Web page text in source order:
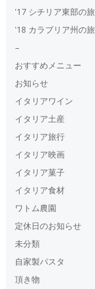
'17 シチリア東部の旅
'18 カラブリア州の旅
–
おすすめメニュー
お知らせ
イタリアワイン
イタリア土産
イタリア旅行
イタリア映画
イタリア菓子
イタリア食材
ワトム農園
定休日のお知らせ
未分類
自家製パスタ
頂き物